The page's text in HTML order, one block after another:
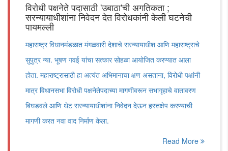
विरोधी पक्षनेते पदासाठी 'उबाठा'ची अगतिकता ;
सरन्यायाधीशांना निवेदन देत विरोधकांनी केली घटनेची
पायमल्ली
महाराष्ट्र विधानमंडळात मंगळवारी देशाचे सरन्यायाधीश आणि महाराष्ट्राचे
सुपुत्र न्या. भूषण गवई यांचा सत्कार सोहळा आयोजित करण्यात आला
होता. महाराष्ट्रासाठी हा अत्यंत अभिमानाचा क्षण असताना, विरोधी पक्षांनी
मात्र विधानसभा विरोधी पक्षनेतेपदाच्या मागणीवरून सभागृहाचे वातावरण
बिघडवले आणि थेट सरन्यायाधीशांना निवेदन देऊन हस्तक्षेप करण्याची
मागणी करत नवा वाद निर्माण केला.
Read More